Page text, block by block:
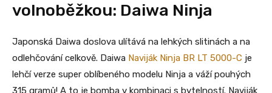
volnoběžkou: Daiwa Ninja
Japonská Daiwa doslova ulítává na lehkých slitinách a na
odlehčování celkově. Daiwa Naviják Ninja BR LT 5000-C je
lehčí verze super oblíbeného modelu Ninja a váží pouhých
315 gramů! A to je bomba v kombinaci s bytelností. Naviják